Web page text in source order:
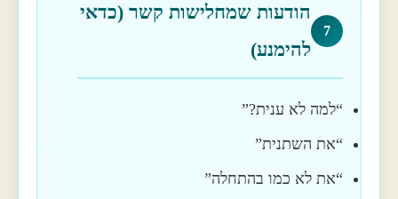
7
הודעות שמחלישות קשר (כדאי
להימנע)
“למה לא ענית?”
“את השתנית”
“את לא כמו בהתחלה”